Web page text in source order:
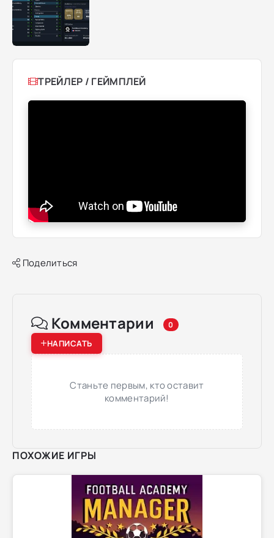
ТРЕЙЛЕР / ГЕЙМПЛЕЙ
Поделиться
Комментарии 0
НАПИСАТЬ
Станьте первым, кто оставит
комментарий!
ПОХОЖИЕ ИГРЫ